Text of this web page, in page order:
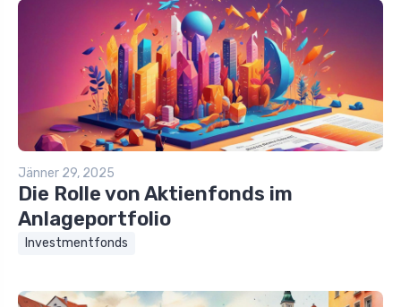
Jänner 29, 2025
Die Rolle von Aktienfonds im
Anlageportfolio
Investmentfonds